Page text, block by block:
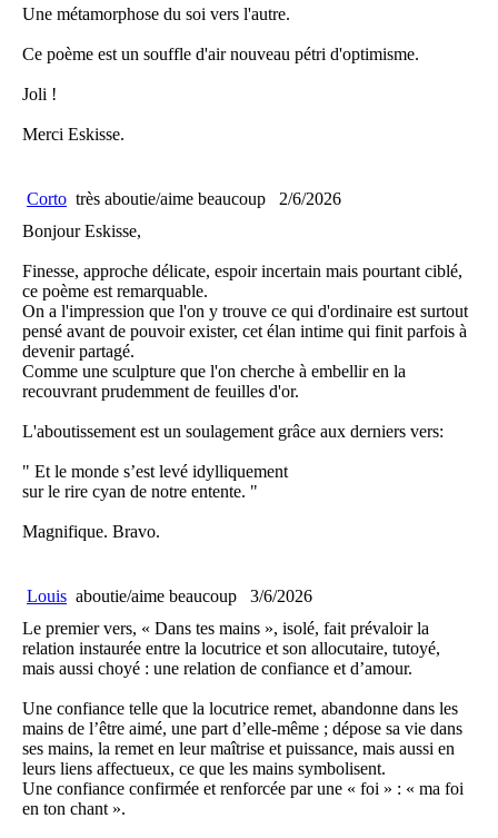
Une métamorphose du soi vers l'autre.
Ce poème est un souffle d'air nouveau pétri d'optimisme.
Joli !
Merci Eskisse.
Corto très aboutie/aime beaucoup
2/6/2026
Bonjour Eskisse,
Finesse, approche délicate, espoir incertain mais pourtant ciblé,
ce poème est remarquable.
On a l'impression que l'on y trouve ce qui d'ordinaire est surtout
pensé avant de pouvoir exister, cet élan intime qui finit parfois à
devenir partagé.
Comme une sculpture que l'on cherche à embellir en la
recouvrant prudemment de feuilles d'or.
L'aboutissement est un soulagement grâce aux derniers vers:
" Et le monde s’est levé idylliquement
sur le rire cyan de notre entente. "
Magnifique. Bravo.
Louis aboutie/aime beaucoup
3/6/2026
Le premier vers, « Dans tes mains », isolé, fait prévaloir la
relation instaurée entre la locutrice et son allocutaire, tutoyé,
mais aussi choyé : une relation de confiance et d’amour.
Une confiance telle que la locutrice remet, abandonne dans les
mains de l’être aimé, une part d’elle-même ; dépose sa vie dans
ses mains, la remet en leur maîtrise et puissance, mais aussi en
leurs liens affectueux, ce que les mains symbolisent.
Une confiance confirmée et renforcée par une « foi » : « ma foi
en ton chant ».